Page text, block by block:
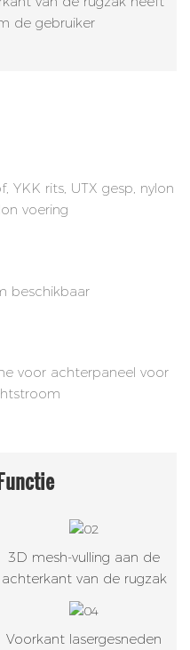
de gebruiker
YKK rits, UTX gesp, nylon
voering
beschikbaar
voor achterpaneel voor
3D mesh-vulling aan de
achterkant van de rugzak
Voorkant lasergesneden